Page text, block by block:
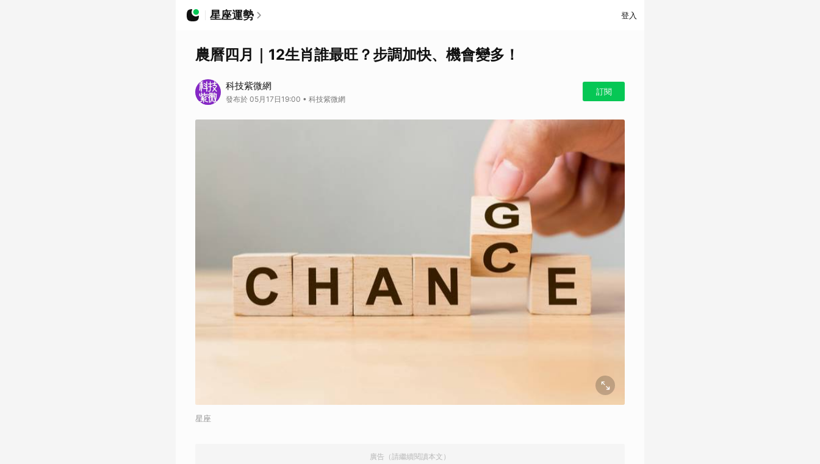
星座運勢 登入
農曆四月｜12生肖誰最旺？步調加快、機會變多！
科技紫微網
發布於 05月17日19:00 • 科技紫微網
訂閱
星座
廣告（請繼續閱讀本文）